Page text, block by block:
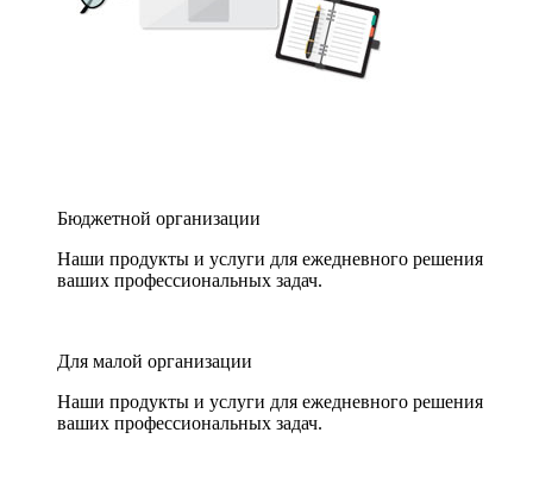
Бюджетной организации
Наши продукты и услуги для ежедневного решения
ваших профессиональных задач.
Для малой организации
Наши продукты и услуги для ежедневного решения
ваших профессиональных задач.